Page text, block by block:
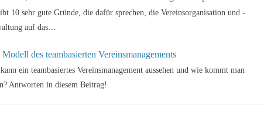
10 sehr gute Gründe, die dafür sprechen, die Vereinsorganisation und -
auf das…
Modell des teambasierten Vereinsmanagements
ein teambasiertes Vereinsmanagement aussehen und wie kommt man
Antworten in diesem Beitrag!